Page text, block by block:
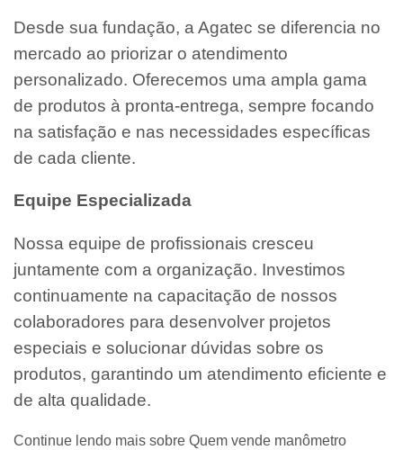
Desde sua fundação, a Agatec se diferencia no
mercado ao priorizar o atendimento
personalizado. Oferecemos uma ampla gama
de produtos à pronta-entrega, sempre focando
na satisfação e nas necessidades específicas
de cada cliente.
Equipe Especializada
Nossa equipe de profissionais cresceu
juntamente com a organização. Investimos
continuamente na capacitação de nossos
colaboradores para desenvolver projetos
especiais e solucionar dúvidas sobre os
produtos, garantindo um atendimento eficiente e
de alta qualidade.
Continue lendo mais sobre Quem vende manômetro